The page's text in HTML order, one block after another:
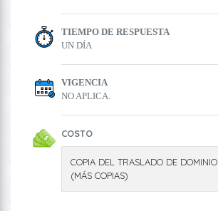
TIEMPO DE RESPUESTA
UN DÍA
VIGENCIA
NO APLICA.
COSTO
COPIA DEL TRASLADO DE DOMINIO
(MÁS COPIAS)